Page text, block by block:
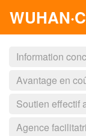
Information
Avantage en
Soutien effectif
Agence